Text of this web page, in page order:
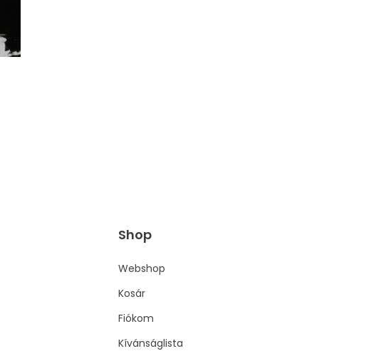
Shop
Webshop
Kosár
Fiókom
Kívánságlista